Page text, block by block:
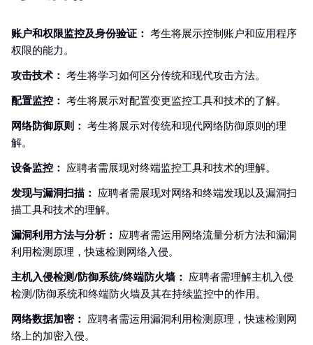
账户和权限监控及身份验证： 考生将展示控制账户和应用程序
权限的能力。
攻击技术： 考生将学习如何区分传统和现代攻击方法。
配置监控： 考生将展示对配置变更监控工具和技术的了解。
网络防御原则： 考生将展示对传统和现代网络防御原则的理
解。
设备监控：
应聘者需展现对终端监控工具和技术的理解。
发现与漏洞扫描：
应聘者需展现对网络和终端发现以及漏洞扫
描工具和技术的理解。
漏洞利用方法与分析：
应聘者需运用网络流量分析方法和漏洞
利用检测原理，快速检测网络入侵。
主机入侵检测/防御系统/终端防火墙：
应聘者需理解主机入侵
检测/防御系统和终端防火墙及其在持续监控中的作用。
网络数据加密：
应聘者需运用漏洞利用检测原理，快速检测网
络上的加密入侵。